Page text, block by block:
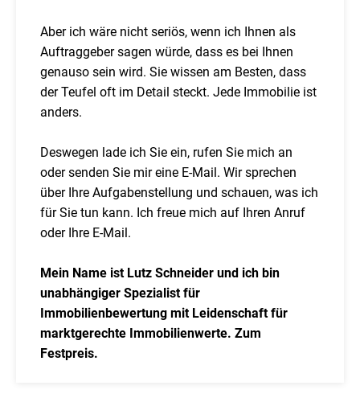
Aber ich wäre nicht seriös, wenn ich Ihnen als
Auftraggeber sagen würde, dass es bei Ihnen
genauso sein wird. Sie wissen am Besten, dass
der Teufel oft im Detail steckt. Jede Immobilie ist
anders.
Deswegen lade ich Sie ein, rufen Sie mich an
oder senden Sie mir eine E-Mail. Wir sprechen
über Ihre Aufgabenstellung und schauen, was ich
für Sie tun kann. Ich freue mich auf Ihren Anruf
oder Ihre E-Mail.
Mein Name ist Lutz Schneider und ich bin
unabhängiger Spezialist für
Immobilienbewertung mit Leidenschaft für
marktgerechte Immobilienwerte. Zum
Festpreis.